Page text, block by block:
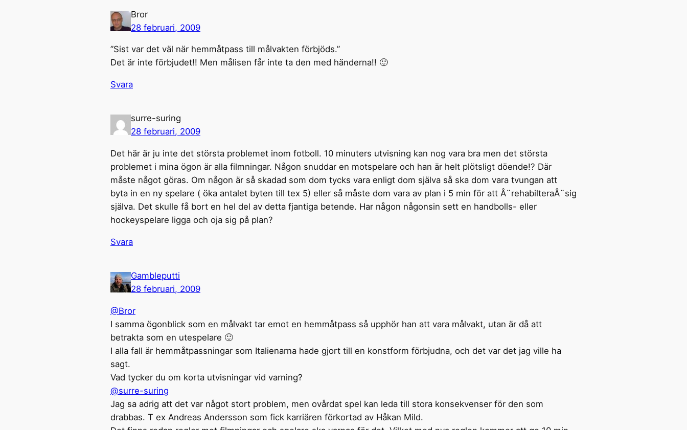
Bror
28 februari, 2009
”Sist var det väl när hemmåtpass till målvakten förbjöds.”
Det är inte förbjudet!! Men målisen får inte ta den med händerna!! 🙂
Svara
surre-suring
28 februari, 2009
Det här är ju inte det största problemet inom fotboll. 10 minuters utvisning kan nog vara bra men det största
problemet i mina ögon är alla filmningar. Någon snuddar en motspelare och han är helt plötsligt döende!? Där
måste något göras. Om någon är så skadad som dom tycks vara enligt dom själva så ska dom vara tvungan att
byta in en ny spelare ( öka antalet byten till tex 5) eller så måste dom vara av plan i 5 min för att Â¨rehabilteraÂ¨sig
själva. Det skulle få bort en hel del av detta fjantiga betende. Har någon någonsin sett en handbolls- eller
hockeyspelare ligga och oja sig på plan?
Svara
Gambleputti
28 februari, 2009
@Bror
I samma ögonblick som en målvakt tar emot en hemmåtpass så upphör han att vara målvakt, utan är då att
betrakta som en utespelare 🙂
I alla fall är hemmåtpassningar som Italienarna hade gjort till en konstform förbjudna, och det var det jag ville ha
sagt.
Vad tycker du om korta utvisningar vid varning?
@surre-suring
Jag sa adrig att det var något stort problem, men ovårdat spel kan leda till stora konsekvenser för den som
drabbas. T ex Andreas Andersson som fick karriären förkortad av Håkan Mild.